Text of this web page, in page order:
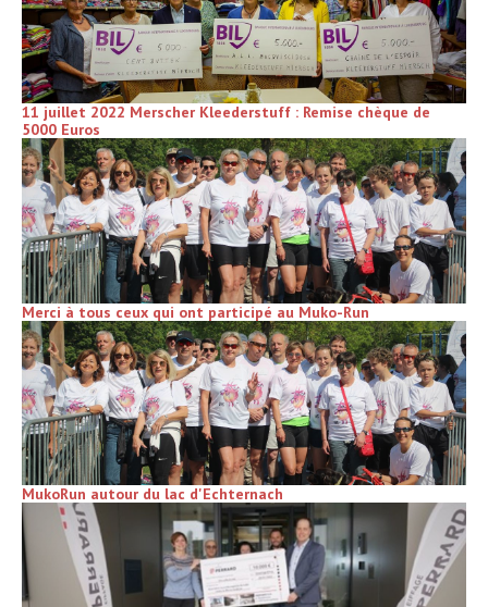
11 juillet 2022 Merscher Kleederstuff : Remise chèque de
5000 Euros
Merci à tous ceux qui ont participé au Muko-Run
MukoRun autour du lac d'Echternach